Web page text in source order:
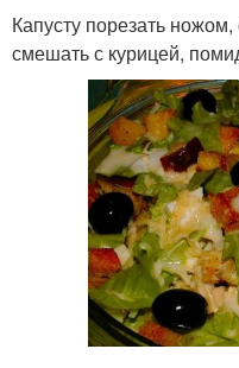
Капусту порезать
смешать с курицей,